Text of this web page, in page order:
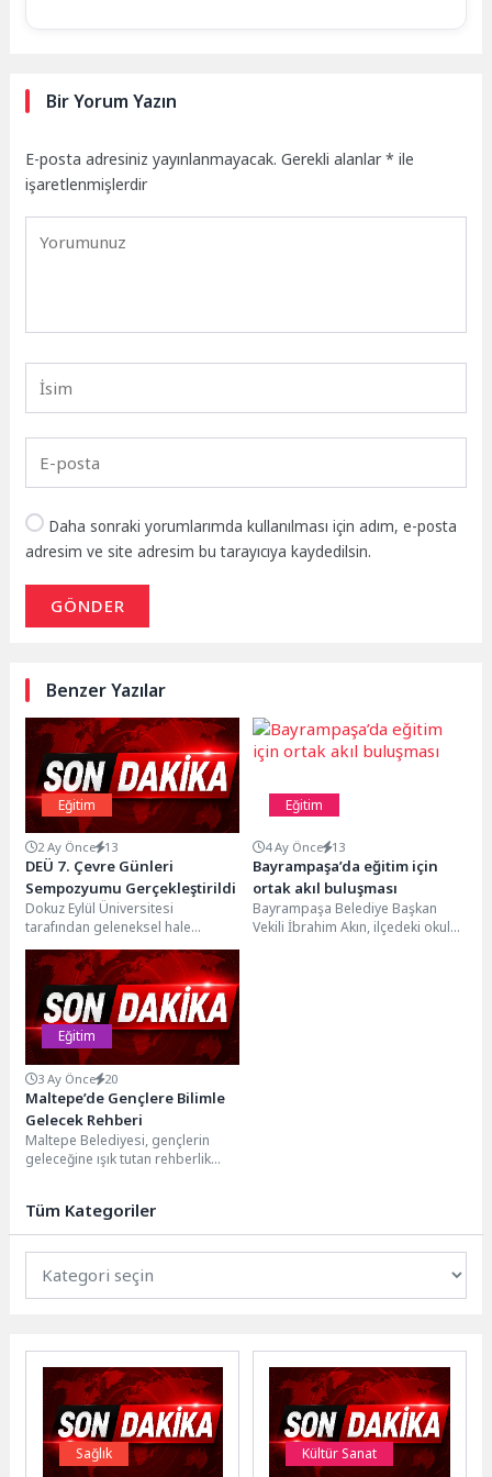
Bir Yorum Yazın
E-posta adresiniz yayınlanmayacak. Gerekli alanlar* ile
işaretlenmişlerdir
Daha sonraki yorumlarımda kullanılması için adım, e-posta
adresim ve site adresim bu tarayıcıya kaydedilsin.
GÖNDER
Benzer Yazılar
Eğitim
2 Ay Önce 13
DEÜ 7. Çevre Günleri
Sempozyumu Gerçekleştirildi
Dokuz Eylül Üniversitesi
tarafından geleneksel hale
getirilen 7. Çevre Günleri
Sempozyumu, “Dünya Bize
Emanet” temasıyla...
Eğitim
4 Ay Önce 13
Bayrampaşa’da eğitim için
ortak akıl buluşması
Bayrampaşa Belediye Başkan
Vekili İbrahim Akın, ilçedeki okul
Eğitim
3 Ay Önce 20
Maltepe’de Gençlere Bilimle
Gelecek Rehberi
Maltepe Belediyesi, gençlerin
geleceğine ışık tutan rehberlik
farkındalığı...
Tüm Kategoriler
Sağlık Kültür Sanat